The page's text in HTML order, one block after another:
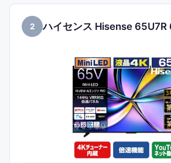
2 ハイセンス Hisense 65U7R